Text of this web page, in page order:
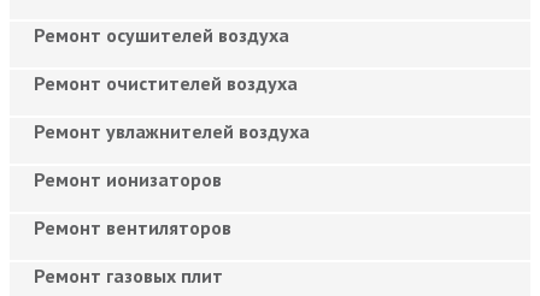
Ремонт осушителей воздуха
Ремонт очистителей воздуха
Ремонт увлажнителей воздуха
Ремонт ионизаторов
Ремонт вентиляторов
Ремонт газовых плит